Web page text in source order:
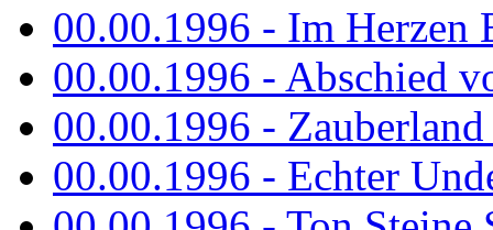
00.00.1996 - Im Herzen
00.00.1996 - Abschied
00.00.1996 -
00.00.1996 - Echter